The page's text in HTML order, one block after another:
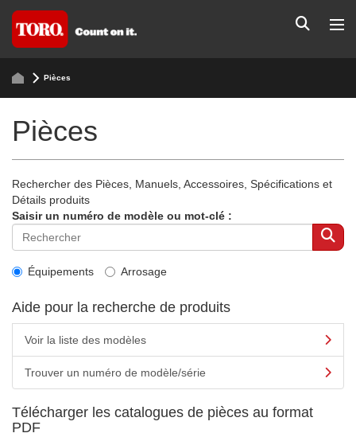
Pièces
Pièces
Rechercher des Pièces, Manuels, Accessoires, Spécifications et
Détails produits
Saisir un numéro de modèle ou mot-clé :
Équipements Arrosage
Aide pour la recherche de produits
Voir la liste des modèles
Trouver un numéro de modèle/série
Télécharger les catalogues de pièces au format
PDF